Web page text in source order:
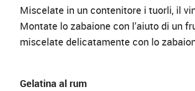
Miscelate in un contenitore i tuorli, il
Montate lo zabaione con l’aiuto di un
miscelate delicatamente con lo
Gelatina al rum